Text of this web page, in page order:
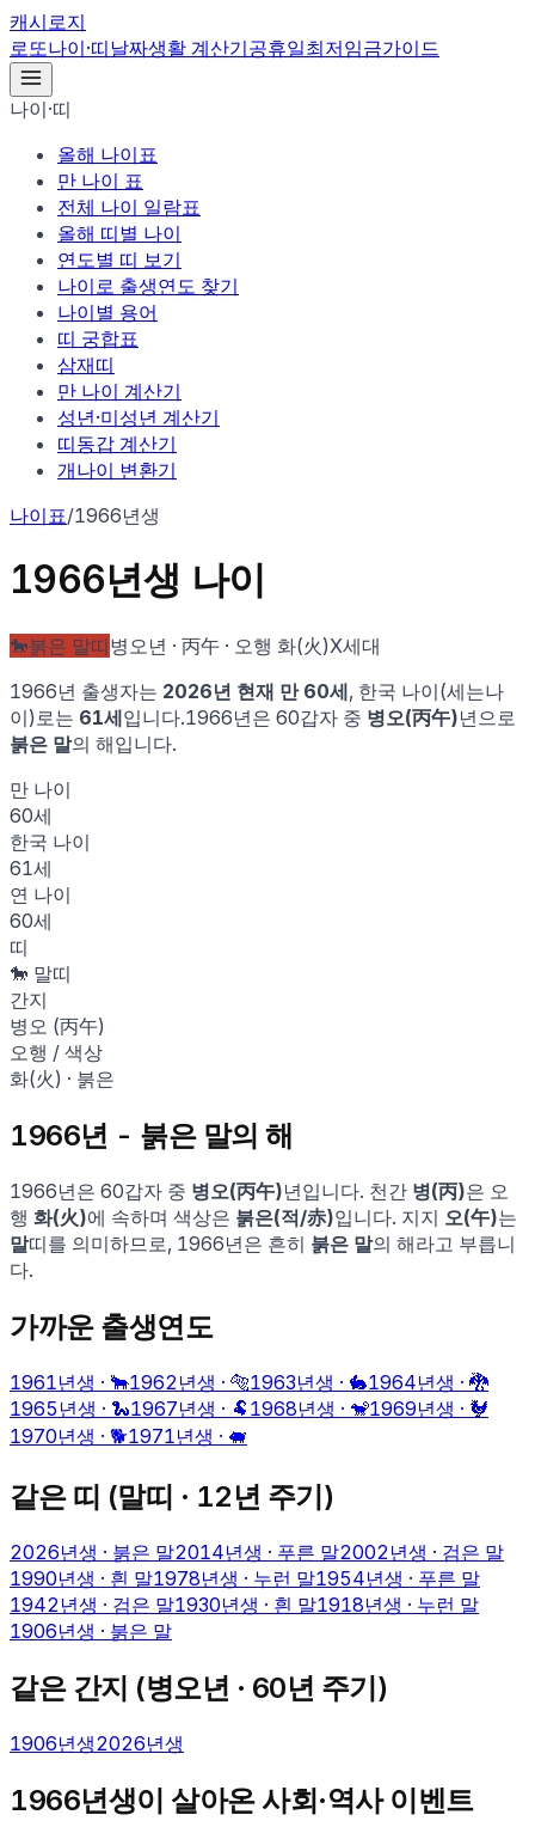
캐시로지
로또나이·띠날짜생활 계산기공휴일최저임금가이드
나이·띠
올해 나이표
만 나이 표
전체 나이 일람표
올해 띠별 나이
연도별 띠 보기
나이로 출생연도 찾기
나이별 용어
띠 궁합표
삼재띠
만 나이 계산기
성년·미성년 계산기
띠동갑 계산기
개나이 변환기
나이표/1966년생
1966년생 나이
🐎붉은 말띠병오 년 · 丙午 · 오행 화(火)X세대
1966년 출생자는 2026년 현재 만 60세, 한국 나이(세는나
이)로는 61세입니다.1966년은 60갑자 중 병오(丙午)년으로
붉은 말의 해입니다.
만 나이
60세
한국 나이
61세
연 나이
60세
띠
🐎 말띠
간지
병오 (丙午)
오행 / 색상
화(火) · 붉은
1966년 - 붉은 말의 해
1966년은 60갑자 중 병오(丙午)년입니다. 천간 병(丙)은 오
행 화(火)에 속하며 색상은 붉은(적/赤)입니다. 지지 오(午)는
말띠를 의미하므로, 1966년은 흔히 붉은 말의 해라고 부릅니
다.
가까운 출생연도
1961년생 · 🐂1962 년생 · 🐅1963년생 · 🐇1964년생 · 🐉
1965 년생 · 🐍1967년생 · 🐏 1968년생 · 🐒1969년생 · 🐓
1970년생 · 🐕1971년생 · 🐖
같은 띠 (말띠 · 12년 주기)
2026년생 · 붉은 말2014년생 · 푸른 말2002년생 · 검은 말
1990년생 · 흰 말1978년생 · 누런 말1954년생 · 푸른 말
1942년생 · 검은 말1930년생 · 흰 말1918년생 · 누런 말
1906년생 · 붉은 말
같은 간지 (병오년 · 60년 주기)
1906년생2026년생
1966년생이 살아온 사회·역사 이벤트